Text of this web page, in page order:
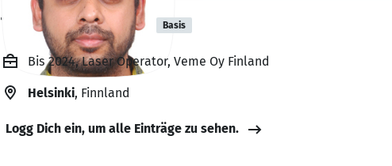
Thisara Indunil Basis
Bis 2024, Laser Operator, Veme Oy Finland
Helsinki, Finnland
Logg Dich ein, um alle Einträge zu sehen.